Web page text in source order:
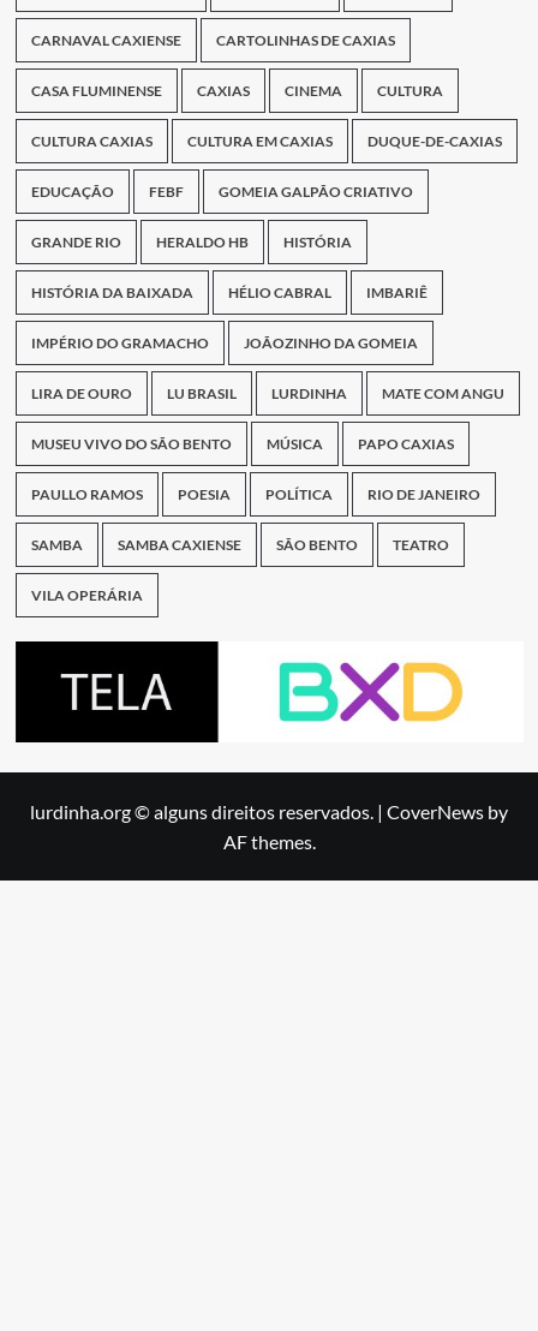
CARNAVAL CAXIENSE CARTOLINHAS DE CAXIAS
CASA FLUMINENSE CAXIAS CINEMA CULTURA
CULTURA CAXIAS CULTURA EM CAXIAS DUQUE-DE-CAXIAS
EDUCAÇÃO FEBF GOMEIA GALPÃO CRIATIVO
GRANDE RIO HERALDO HB HISTÓRIA
HISTÓRIA DA BAIXADA HÉLIO CABRAL IMBARIÊ
IMPÉRIO DO GRAMACHO JOÃOZINHO DA GOMEIA
LIRA DE OURO LU BRASIL LURDINHA MATE COM ANGU
MUSEU VIVO DO SÃO BENTO MÚSICA PAPO CAXIAS
PAULLO RAMOS POESIA POLÍTICA RIO DE JANEIRO
SAMBA SAMBA CAXIENSE SÃO BENTO TEATRO
VILA OPERÁRIA
lurdinha.org © alguns direitos reservados. | CoverNews by
AF themes.